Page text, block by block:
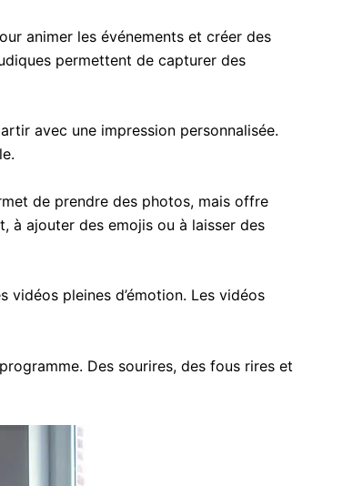
animer les événements et créer des
permettent de capturer des
avec une impression personnalisée.
de prendre des photos, mais offre
à ajouter des emojis ou à laisser des
pleines d’émotion. Les vidéos
Des sourires, des fous rires et